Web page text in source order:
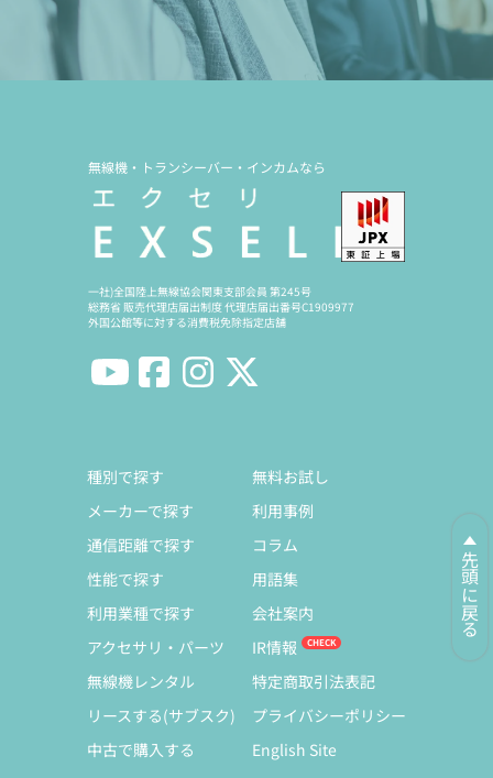
先頭に戻る
無線機・トランシーバー・インカムなら
一社)全国陸上無線協会関東支部会員 第245号
総務省 販売代理店届出制度 代理店届出番号C1909977
外国公館等に対する消費税免除指定店舗
種別で探す
メーカーで探す
通信距離で探す
性能で探す
利用業種で探す
アクセサリ・パーツ
無線機レンタル
リースする(サブスク)
中古で購入する
無料お試し
利用事例
コラム
用語集
会社案内
IR情報
特定商取引法表記
プライバシーポリシー
English Site